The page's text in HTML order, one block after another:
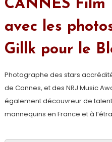
CANNES Film
avec les
Gillk pour le
Photographe des stars
de Cannes, et des NRJ Music
également découvreur de
mannequins en France et à